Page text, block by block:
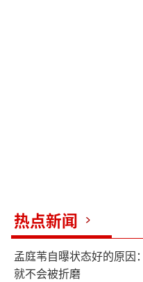
热点新闻
孟庭苇自曝状态好的原因
就不会被折磨